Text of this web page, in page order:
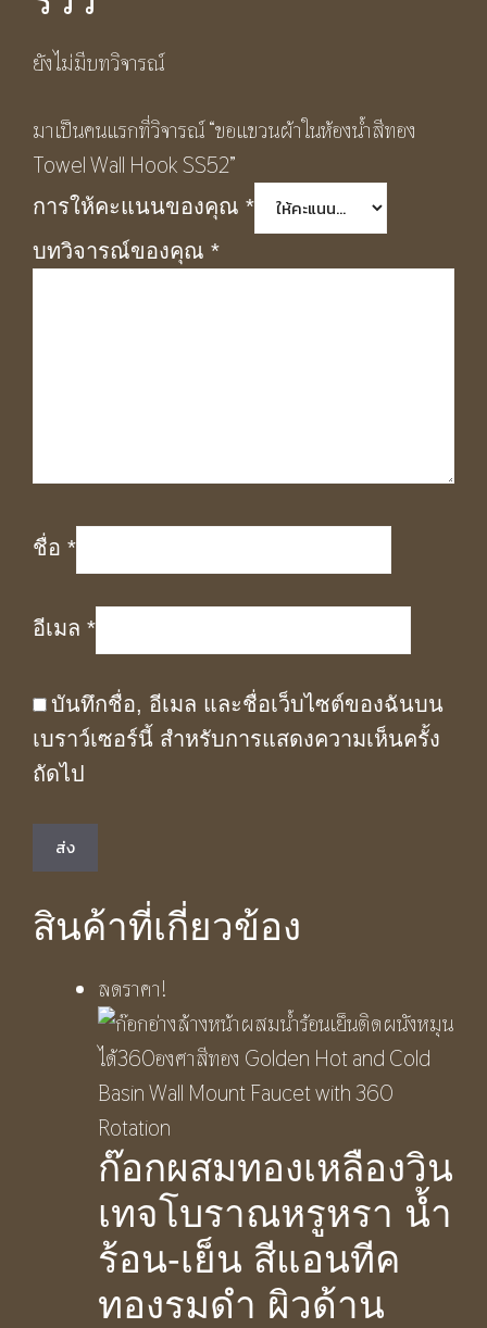
ยังไม่มีบทวิจารณ์
มาเป็นคนแรกที่วิจารณ์ “ขอแขวนผ้าในห้องน้ำสีทอง
Towel Wall Hook SS52”
การให้คะแนนของคุณ *
บทวิจารณ์ของคุณ *
ชื่อ *
อีเมล *
บันทึกชื่อ, อีเมล และชื่อเว็บไซต์ของฉันบน
เบราว์เซอร์นี้ สำหรับการแสดงความเห็นครั้ง
ถัดไป
สินค้าที่เกี่ยวข้อง
ลดราคา!
ก๊อกผสมทองเหลืองวิน
เทจโบราณหรูหรา น้ำ
ร้อน-เย็น สีแอนทีค
ทองรมดำ ผิวด้าน